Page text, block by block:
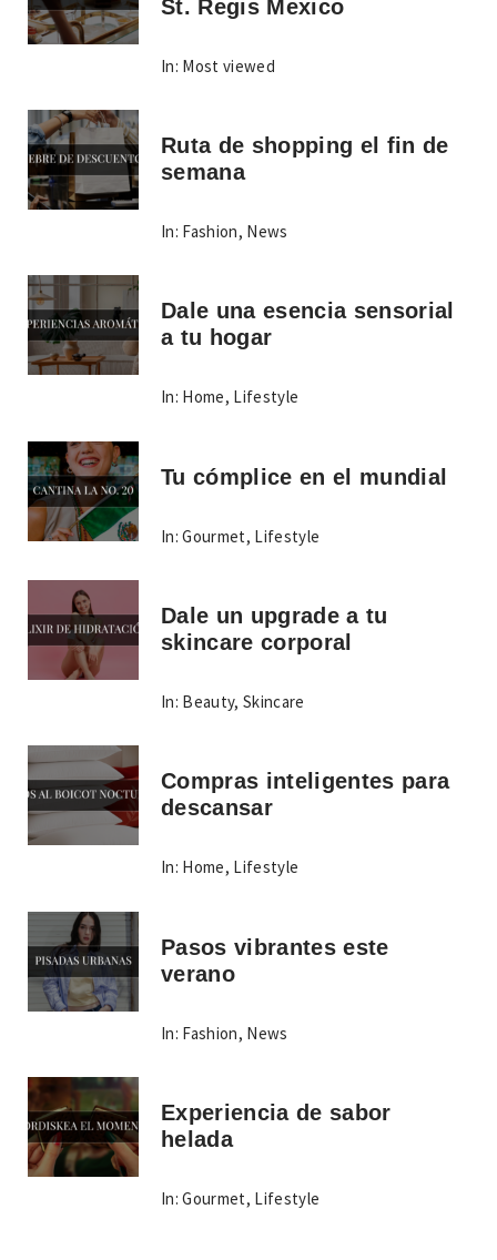
St. Regis Mexico
In: Most viewed
Ruta de shopping el fin de
semana
In: Fashion, News
Dale una esencia sensorial
a tu hogar
In: Home, Lifestyle
Tu cómplice en el mundial
In: Gourmet, Lifestyle
Dale un upgrade a tu
skincare corporal
In: Beauty,Skincare
Compras inteligentes para
descansar
In: Home, Lifestyle
Pasos vibrantes este
verano
In: Fashion, News
Experiencia de sabor
helada
In: Gourmet, Lifestyle